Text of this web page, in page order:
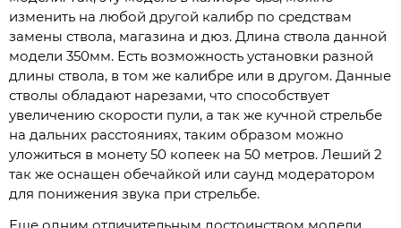
изменить на любой другой калибр по средствам
замены ствола, магазина и дюз. Длина ствола данной
модели 350мм. Есть возможность установки разной
длины ствола, в том же калибре или в другом. Данные
стволы обладают нарезами, что способствует
увеличению скорости пули, а так же кучной стрельбе
на дальних расстояниях, таким образом можно
уложиться в монету 50 копеек на 50 метров. Леший 2
так же оснащен обечайкой или саунд модератором
для понижения звука при стрельбе.